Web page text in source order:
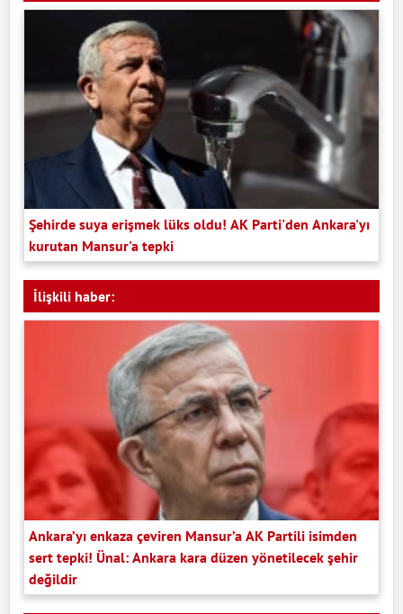
Şehirde suya erişmek lüks oldu! AK Parti'den Ankara'yı
kurutan Mansur'a tepki
İlişkili haber:
Ankara’yı enkaza çeviren Mansur’a AK Partili isimden
sert tepki! Ünal: Ankara kara düzen yönetilecek şehir
değildir